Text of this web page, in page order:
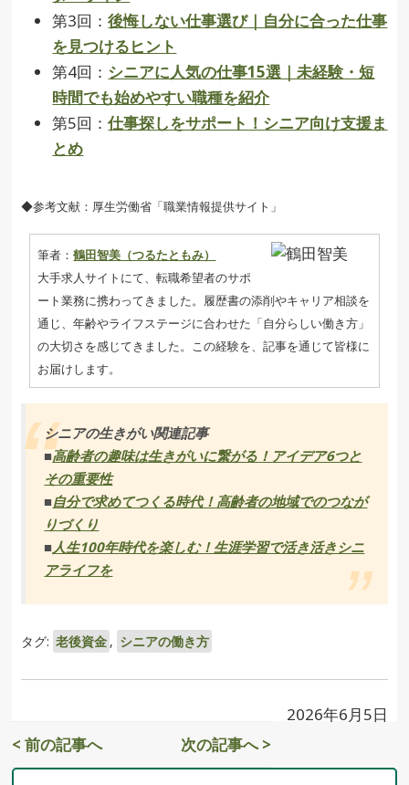
第3回：後悔しない仕事選び｜自分に合った仕事
を見つけるヒント
第4回： シニアに人気の仕事15選｜未経験・短
時間でも始めやすい職種を紹介
第5回：仕事探しをサポート！シニア向け支援ま
とめ
◆参考文献：厚生労働省「職業情報提供サイト」
筆者：鶴田智美（つるたともみ）
大手求人サイトにて、転職希望者のサポ
ート業務に携わってきました。履歴書の添削やキャリア相談を
通じ、年齢やライフステージに合わせた「自分らしい働き方」
の大切さを感じてきました。この経験を、記事を通じて皆様に
お届けします。
シニアの生きがい関連記事
■高齢者の趣味は生きがいに繋がる！アイデア6つと
その重要性
■自分で求めてつくる時代！高齢者の地域でのつなが
りづくり
■人生100年時代を楽しむ！生涯学習で活き活きシニ
アライフを
タグ: 老後資金 , シニアの働き方
2026年6月5日
< 前の記事へ
次の記事へ >